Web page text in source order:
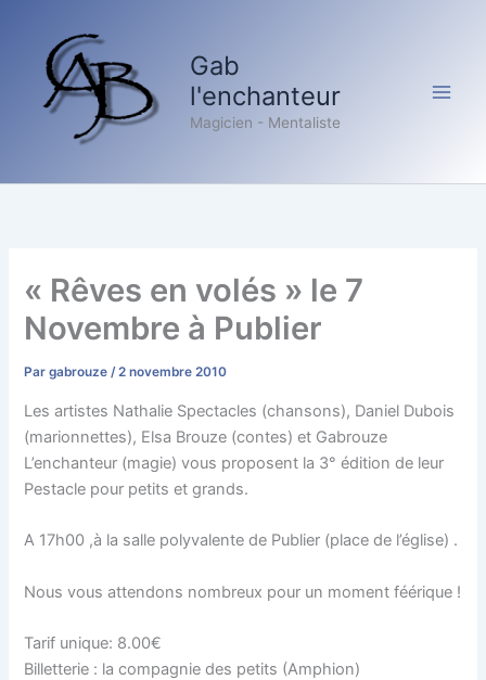
contenu
Gab
l'enchanteur
Magicien - Mentaliste
« Rêves en volés » le 7
Novembre à Publier
Pargabrouze/2 novembre 2010
Les artistes Nathalie Spectacles (chansons), Daniel Dubois
(marionnettes), Elsa Brouze (contes) et Gabrouze
L’enchanteur (magie) vous proposent la 3° édition de leur
Pestacle pour petits et grands.
A 17h00 ,à la salle polyvalente de Publier (place de l’église) .
Nous vous attendons nombreux pour un moment féérique !
Tarif unique: 8.00€
Billetterie : la compagnie des petits (Amphion)